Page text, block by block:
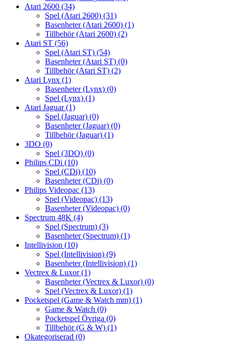
Atari 2600 (34)
Spel (Atari 2600) (31)
Basenheter (Atari 2600) (1)
Tillbehör (Atari 2600) (2)
Atari ST (56)
Spel (Atari ST) (54)
Basenheter (Atari ST) (0)
Tillbehör (Atari ST) (2)
Atari Lynx (1)
Basenheter (Lynx) (0)
Spel (Lynx) (1)
Atari Jaguar(1)
Spel (Jaguar) (0)
Basenheter (Jaguar) (0)
Tillbehör (Jaguar) (1)
3DO (0)
Spel (3DO) (0)
Philips CDi (10)
Spel (CDi) (10)
Basenheter (CDi) (0)
Philips Videopac (13)
Spel (Videopac) (13)
Basenheter (Videopac) (0)
Spectrum 48K (4)
Spel (Spectrum) (3)
Basenheter (Spectrum) (1)
Intellivision (10)
Spel (Intellivision) (9)
Basenheter (Intellivision) (1)
Vectrex & Luxor(1)
Basenheter (Vectrex & Luxor) (0)
Spel (Vectrex & Luxor) (1)
Pocketspel (Game & Watch mm) (1)
Game & Watch (0)
Pocketspel Övriga (0)
Tillbehör (G & W) (1)
Okategoriserad (0)